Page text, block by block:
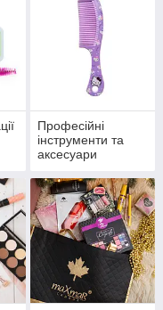
Професійні
інструменти та
аксесуари